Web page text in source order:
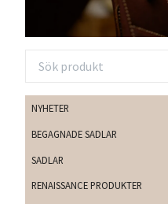
NYHETER
BEGAGNADE SADLAR
SADLAR
RENAISSANCE PRODUKTER